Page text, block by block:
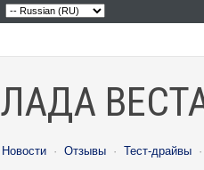
ЛАДА ВЕСТА
Новости · Отзывы · Тест-драйвы ·